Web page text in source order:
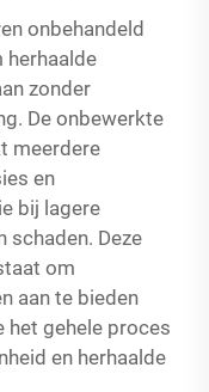
onbehandeld
herhaalde
zonder
De onbewerkte
meerdere
en
bij lagere
schaden. Deze
om
aan te bieden
het gehele proces
en herhaalde